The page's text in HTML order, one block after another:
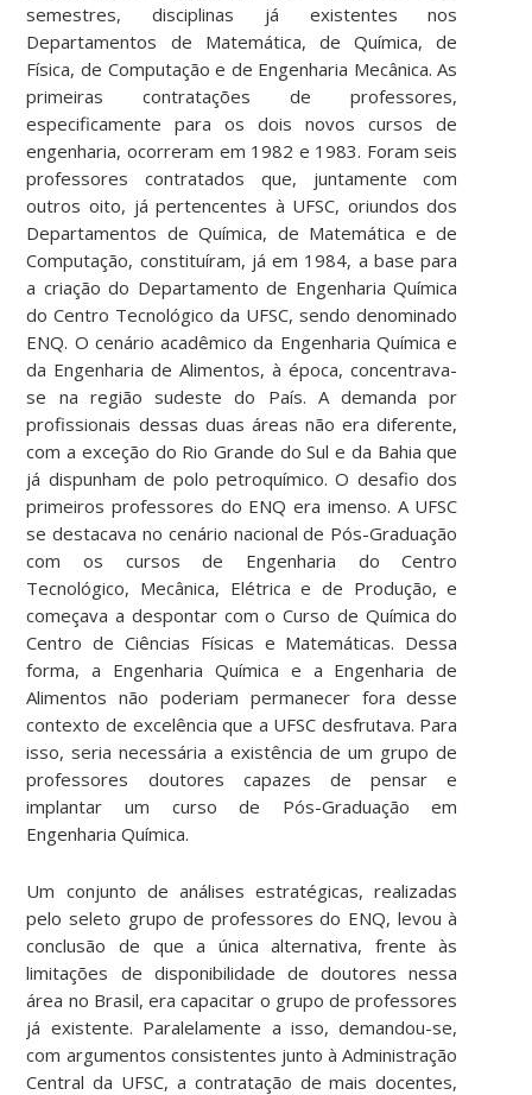
semestres, disciplinas já existentes nos
Departamentos de Matemática, de Química, de
Física, de Computação e de Engenharia Mecânica. As
primeiras contratações de professores,
especificamente para os dois novos cursos de
engenharia, ocorreram em 1982 e 1983. Foram seis
professores contratados que, juntamente com
outros oito, já pertencentes à UFSC, oriundos dos
Departamentos de Química, de Matemática e de
Computação, constituíram, já em 1984, a base para
a criação do Departamento de Engenharia Química
do Centro Tecnológico da UFSC, sendo denominado
ENQ. O cenário acadêmico da Engenharia Química e
da Engenharia de Alimentos, à época, concentrava-
se na região sudeste do País. A demanda por
profissionais dessas duas áreas não era diferente,
com a exceção do Rio Grande do Sul e da Bahia que
já dispunham de polo petroquímico. O desafio dos
primeiros professores do ENQ era imenso. A UFSC
se destacava no cenário nacional de Pós-Graduação
com os cursos de Engenharia do Centro
Tecnológico, Mecânica, Elétrica e de Produção, e
começava a despontar com o Curso de Química do
Centro de Ciências Físicas e Matemáticas. Dessa
forma, a Engenharia Química e a Engenharia de
Alimentos não poderiam permanecer fora desse
contexto de excelência que a UFSC desfrutava. Para
isso, seria necessária a existência de um grupo de
professores doutores capazes de pensar e
implantar um curso de Pós-Graduação em
Engenharia Química.
Um conjunto de análises estratégicas, realizadas
pelo seleto grupo de professores do ENQ, levou à
conclusão de que a única alternativa, frente às
limitações de disponibilidade de doutores nessa
área no Brasil, era capacitar o grupo de professores
já existente. Paralelamente a isso, demandou-se,
com argumentos consistentes junto à Administração
Central da UFSC, a contratação de mais docentes,